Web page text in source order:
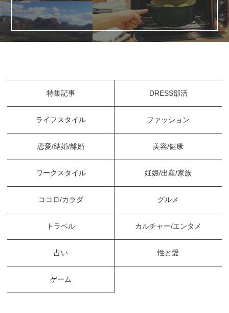
特集記事 DRESS部活
ライフスタイル ファッション
恋愛/結婚/離婚 美容/健康
ワークスタイル 妊娠/出産/家族
ココロ/カラダ グルメ
トラベル カルチャー/エンタメ
占い 性と愛
ゲーム